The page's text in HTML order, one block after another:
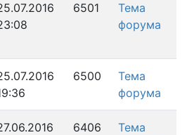
6501
Тема
форума
6500
Тема
форума
6406
Тема